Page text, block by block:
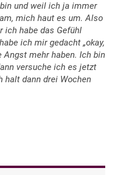
und weil ich ja immer
mich haut es um. Also
ich habe das Gefühl
ich mir gedacht „okay,
Angst mehr haben. Ich bin
versuche ich es jetzt
halt dann drei Wochen